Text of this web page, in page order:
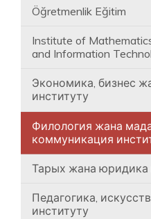
Öğretmenlik Eğitim
Institute of
and Information
Экономика, бизнес
институту
Филология жана
коммуникация
Тарых жана юридика
Педагогика,
институту